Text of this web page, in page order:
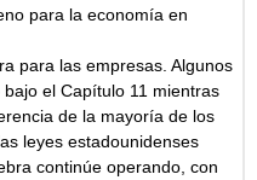
para la economía en
para las empresas. Algunos
el Capítulo 11 mientras
de la mayoría de los
leyes estadounidenses
continúe operando, con